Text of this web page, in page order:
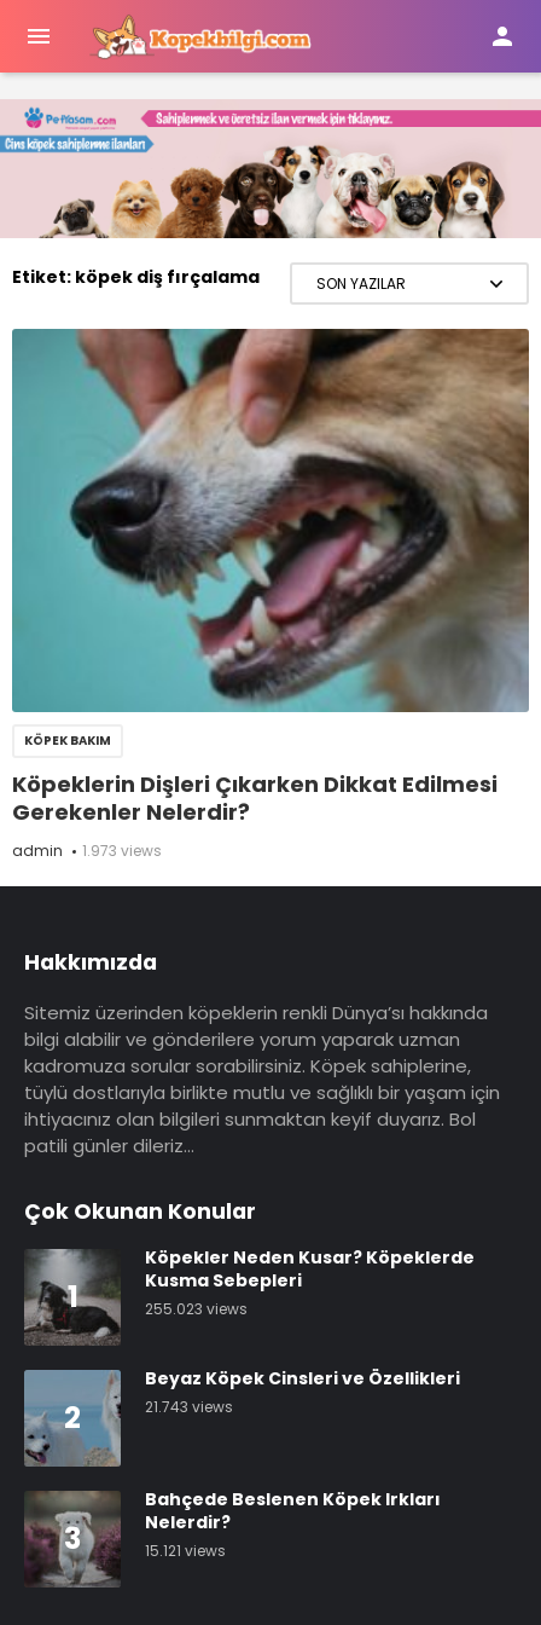
 
Etiket: köpek diş fırçalama
KÖPEK BAKIM
Köpeklerin Dişleri Çıkarken Dikkat Edilmesi
Gerekenler Nelerdir?
admin 1.973 views
Hakkımızda
Sitemiz üzerinden köpeklerin renkli Dünya’sı hakkında
bilgi alabilir ve gönderilere yorum yaparak uzman
kadromuza sorular sorabilirsiniz. Köpek sahiplerine,
tüylü dostlarıyla birlikte mutlu ve sağlıklı bir yaşam için
ihtiyacınız olan bilgileri sunmaktan keyif duyarız. Bol
patili günler dileriz…
Çok Okunan Konular
1
Köpekler Neden Kusar? Köpeklerde
Kusma Sebepleri
255.023 views
2
Beyaz Köpek Cinsleri ve Özellikleri
21.743 views
3
Bahçede Beslenen Köpek Irkları
Nelerdir?
15.121 views